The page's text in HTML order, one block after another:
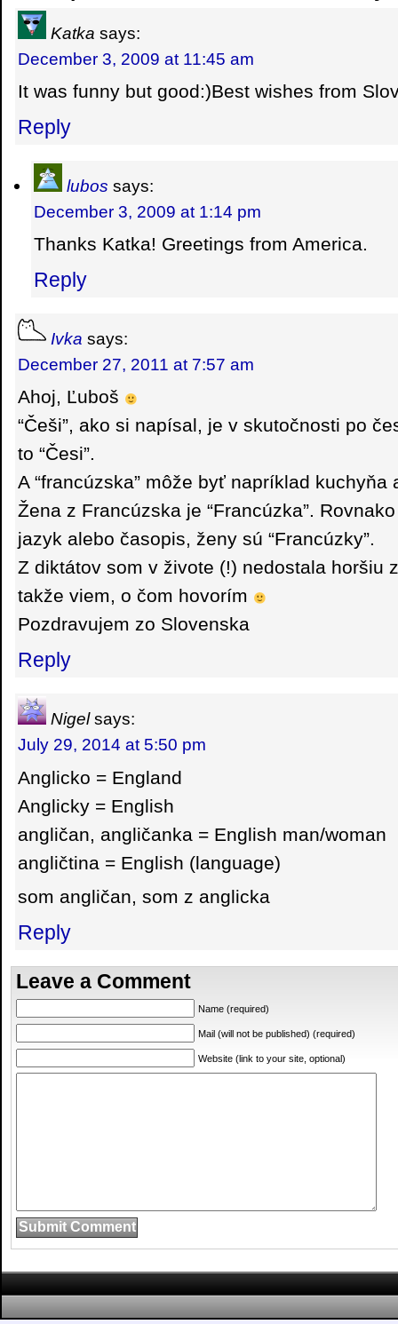
Katka says:
December 3, 2009 at 11:45 am
It was funny but good:)Best wishes from
Reply
lubos says:
December 3, 2009 at 1:14 pm
Thanks Katka! Greetings from America.
Reply
Ivka says:
December 27, 2011 at 7:57 am
Ahoj, Ľuboš
“Češi”, ako si napísal, je v skutočnosti po
to “Česi”.
A “francúzska” môže byť napríklad kuchyňa
Žena z Francúzska je “Francúzka”.
jazyk alebo časopis, ženy sú “Francúzky”.
Z diktátov som v živote (!) nedostala horšiu
takže viem, o čom hovorím
Pozdravujem zo Slovenska
Reply
Nigel says:
July 29, 2014 at 5:50 pm
Anglicko = England
Anglicky = English
angličan, angličanka = English man/woman
angličtina = English (language)
som angličan, som z anglicka
Reply
Leave a Comment
Name (required)
Mail (will not be published) (required)
Website (link to your site, optional)